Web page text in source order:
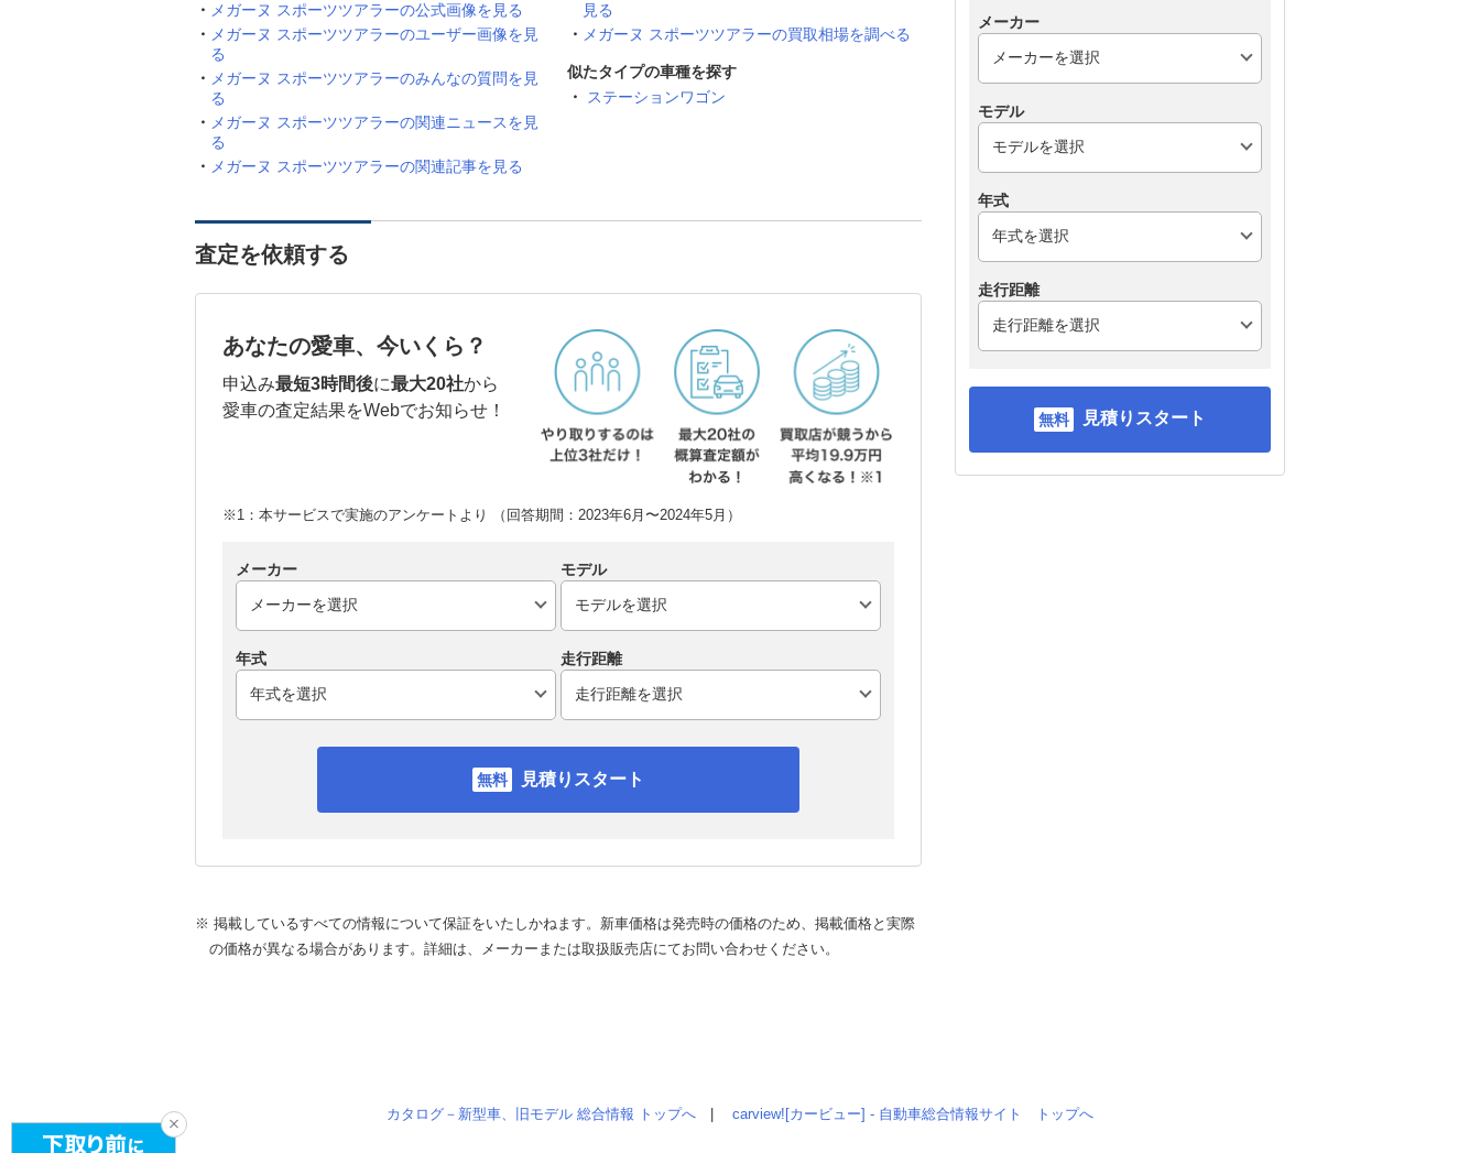
メガーヌ スポーツツアラーの公式画像を見る
メガーヌ スポーツツアラーのユーザー画像を見
る
メガーヌ スポーツツアラーのみんなの質問を見
る
メガーヌ スポーツツアラーの関連ニュースを見
る
メガーヌ スポーツツアラーの関連記事を見る
見る
メガーヌ スポーツツアラーの買取相場を調べる
似たタイプの車種を探す
ステーションワゴン
査定を依頼する
あなたの愛車、今いくら？
申込み最短3時間後に最大20社から
愛車の査定結果をWebでお知らせ！
※1：本サービスで実施のアンケートより （回答期間：2023年6月〜2024年5月）
メーカー モデル
年式 走行距離
見積りスタート
※ 掲載しているすべての情報について保証をいたしかねます。新車価格は発売時の価格のため、掲載価格と実際
の価格が異なる場合があります。詳細は、メーカーまたは取扱販売店にてお問い合わせください。
メーカー
モデル
年式
走行距離
見積りスタート
カタログ－新型車、旧モデル 総合情報 トップへ carview![カービュー] - 自動車総合情報サイト トップへ